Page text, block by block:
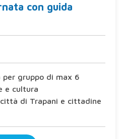
con guida
gruppo di max 6
e cultura
di Trapani e cittadine